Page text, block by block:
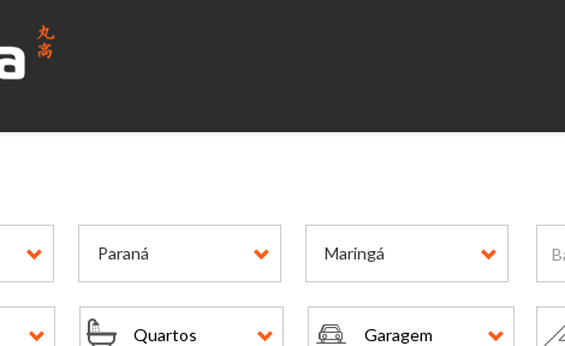
Paraná Maringá
Quartos Garagem